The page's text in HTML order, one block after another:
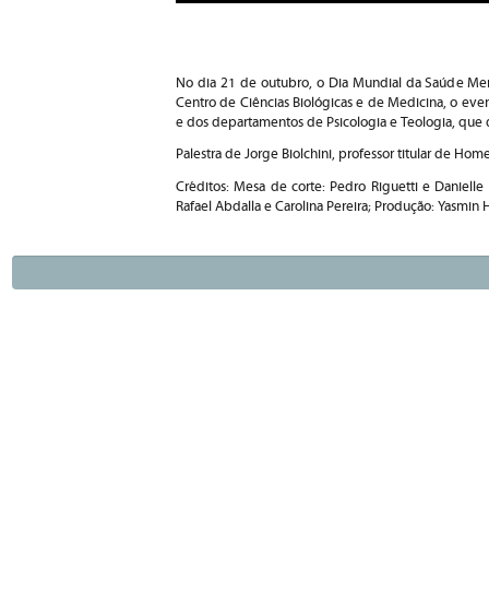
No dia 21 de outubro, o Dia Mundial da Saúde
Centro de Ciências Biológicas e de Medicina, o
e dos departamentos de Psicologia e Teologia,
Palestra de Jorge Biolchini, professor titular de
Créditos: Mesa de corte: Pedro Riguetti e Danielle
Rafael Abdalla e Carolina Pereira; Produção: